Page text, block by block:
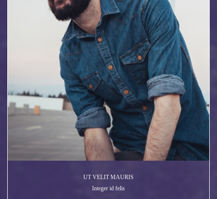
UT VELIT MAURIS
Integer id felis